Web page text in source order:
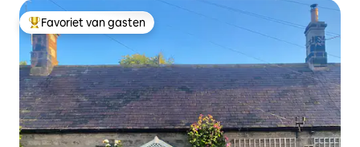
Topfavoriet van gasten
Favoriet van gasten